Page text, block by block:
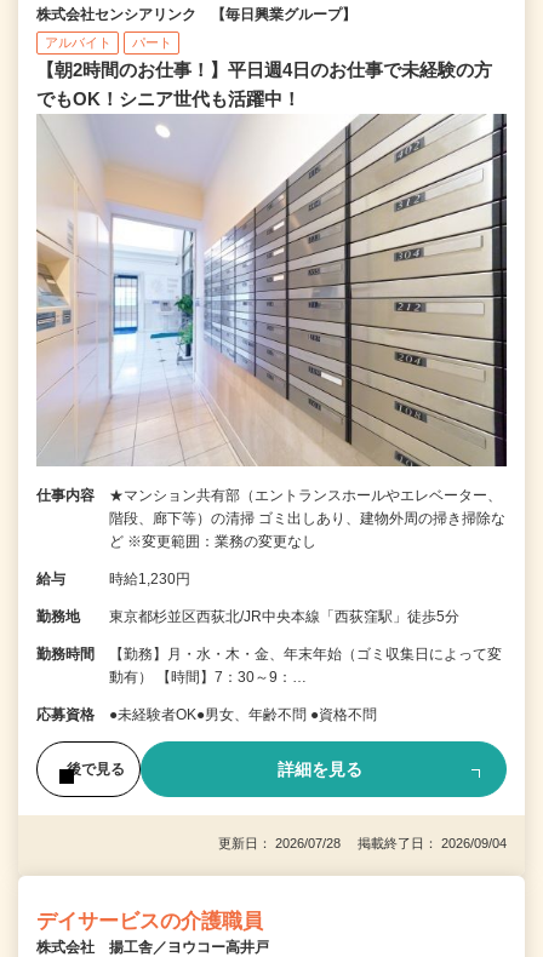
株式会社センシアリンク 【毎日興業グループ】
アルバイト パート
【朝2時間のお仕事！】平日週4日のお仕事で未経験の方
でもOK！シニア世代も活躍中！
仕事内容
★マンション共有部（エントランスホールやエレベーター、
階段、廊下等）の清掃 ゴミ出しあり、建物外周の掃き掃除な
ど ※変更範囲：業務の変更なし
給与 時給1,230円
勤務地 東京都杉並区西荻北/JR中央本線「西荻窪駅」徒歩5分
勤務時間
【勤務】月・水・木・金、年末年始（ゴミ収集日によって変
動有） 【時間】7：30～9：…
応募資格 ●未経験者OK●男女、年齢不問 ●資格不問
後で見る 詳細を見る
更新日： 2026/07/28 掲載終了日： 2026/09/04
デイサービスの介護職員
株式会社 揚工舎／ヨウコー高井戸